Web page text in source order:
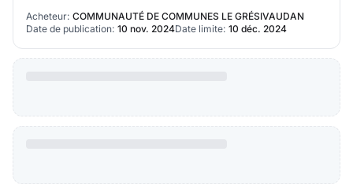
consultation est lancée préalablement à la consul…
Acheteur: COMMUNAUTÉ DE COMMUNES LE GRÉSIVAUDAN
Date de publication: 10 nov. 2024Date limite: 10 déc. 2024